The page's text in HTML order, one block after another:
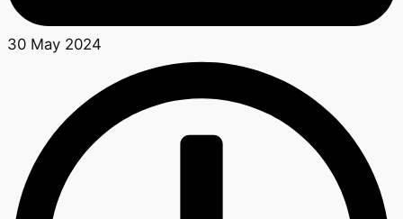
30 May 2024